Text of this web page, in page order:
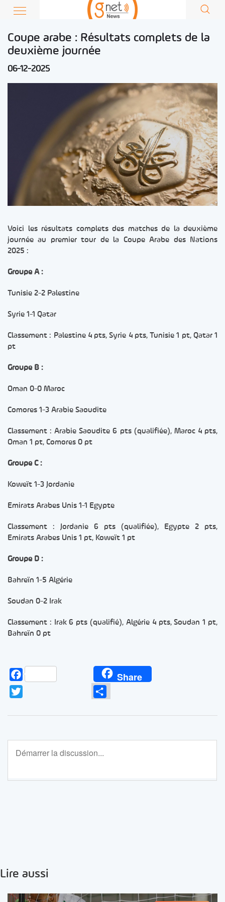
Coupe arabe : Résultats complets de la
deuxième journée
06-12-2025
Voici les résultats complets des matches de la deuxième
journée au premier tour de la Coupe Arabe des Nations
2025 :
Groupe A :
Tunisie 2-2 Palestine
Syrie 1-1 Qatar
Classement : Palestine 4 pts, Syrie 4 pts, Tunisie 1 pt, Qatar 1
pt
Groupe B :
Oman 0-0 Maroc
Comores 1-3 Arabie Saoudite
Classement : Arabie Saoudite 6 pts (qualifiée), Maroc 4 pts,
Oman 1 pt, Comores 0 pt
Groupe C :
Koweït 1-3 Jordanie
Emirats Arabes Unis 1-1 Egypte
Classement : Jordanie 6 pts (qualifiée), Egypte 2 pts,
Emirats Arabes Unis 1 pt, Koweït 1 pt
Groupe D :
Bahreïn 1-5 Algérie
Soudan 0-2 Irak
Classement : Irak 6 pts (qualifié), Algérie 4 pts, Soudan 1 pt,
Bahreïn 0 pt
Facebook Share
Partager
Lire aussi